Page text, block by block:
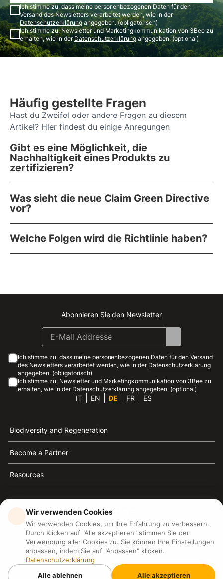
Ich stimme zu, dass meine personenbezogenen Daten für den
Versand des Newsletters verarbeitet werden, wie in der
Datenschutzerklärungangegeben. (obligatorisch)
Ich stimme zu, Newsletter und Marketingkommunikation von 3Bee zu
erhalten, wie in derDatenschutzerklärungangegeben. (optional)
Häufig gestellte Fragen
Hast du Zweifel oder andere Fragen zu diesem
Artikel? Hier findest du einige Anregungen
Gibt es eine Möglichkeit, die
Nachhaltigkeit eines Produkts zu
zertifizieren?
Was sieht die neue Claim Green Directive
vor?
Welche Folgen wird die Richtlinie haben?
Instagram
Facebook
Linkedin
Youtube
Abonnieren Sie den Newsletter
Ich stimme zu, dass meine personenbezogenen Daten für den Versand
des Newsletters verarbeitet werden, wie in der Datenschutzerklärung
angegeben. (obligatorisch)
Ich stimme zu, Newsletter und Marketingkommunikation von 3Bee zu
erhalten, wie in der Datenschutzerklärung angegeben. (optional)
IT EN DE FR ES
Biodiversity and Regeneration
Become a Partner
Resources
3Bee ist die Referenz für Nachhaltigkeit, Bienenschutz
und Biodiversität
3Bee S.R.L Via Pastrengo 14, 20159, Milano (MI)
P.IVA: IT09711590969
3Bee GmbHSede legale: Oranienburger Straße 23, 10178
Wir verwenden Cookies
Wir verwenden Cookies, um Ihre Erfahrung zu verbessern.
Durch Klicken auf "Alle akzeptieren" stimmen Sie der
Verwendung aller Cookies zu. Sie können Ihre Einstellungen
anpassen, indem Sie auf "Anpassen" klicken.
Datenschutzerklärung
Alle ablehnen
Alle akzeptieren